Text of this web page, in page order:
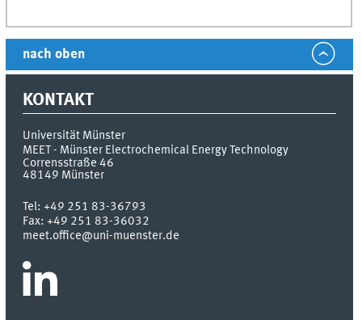
nach oben
KONTAKT
Universität Münster
MEET - Münster Electrochemical Energy Technology
Corrensstraße 46
48149 Münster
Tel:+49 251 83-36793
Fax:+49 251 83-36032
meet.office@uni-muenster.de